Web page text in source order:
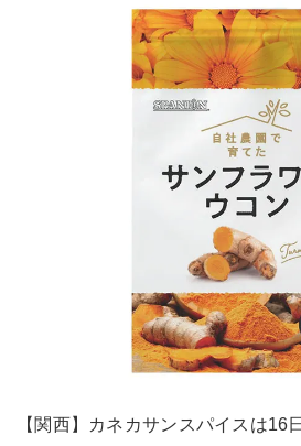
【関西】カネカサンスパイスは16